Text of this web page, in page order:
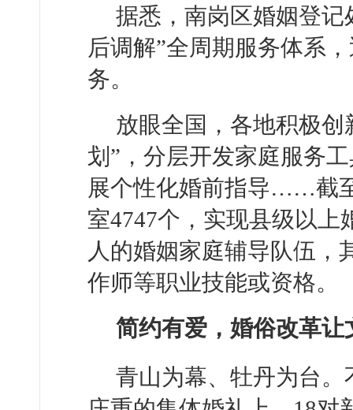
据悉，南岗区婚姻登
后调解”全周期服务体系
务。
放眼全国，各地积极
划”，分层开发家庭服务
展个性化婚前指导……截
室4747个，实现县级以上
人的婚姻家庭辅导队伍，
作师等职业技能或资格。
简约有爱，婚俗改革
青山为幕、牡丹为台